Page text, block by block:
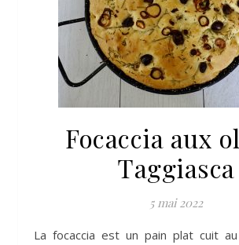
Focaccia aux
Taggiasca
5 mai 2022
La focaccia est un pain plat cuit au four d’origine